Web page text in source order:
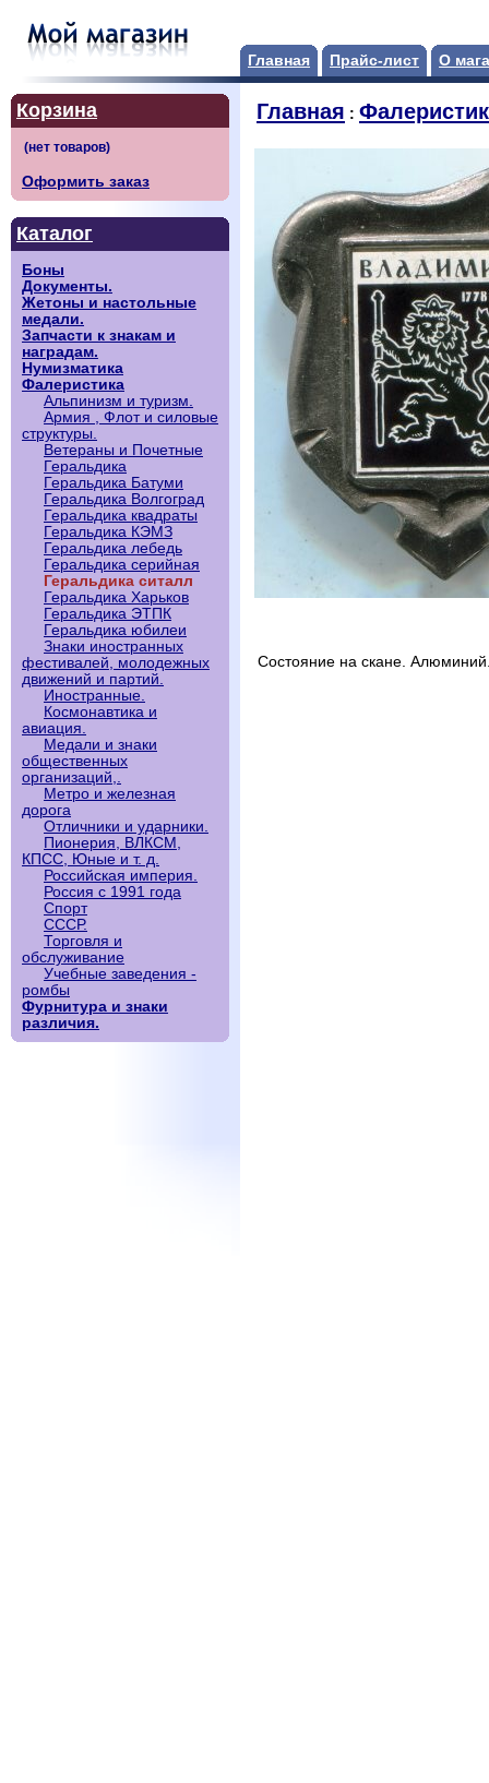
Главная Прайс-лист О
Корзина
Оформить заказ
Каталог
Боны
Документы.
Жетоны и настольные
медали.
Запчасти к знакам и
наградам.
Нумизматика
Фалеристика
Альпинизм и туризм.
Армия , Флот и силовые
структуры.
Ветераны и Почетные
Геральдика
Геральдика Батуми
Геральдика Волгоград
Геральдика квадраты
Геральдика КЭМЗ
Геральдика лебедь
Геральдика серийная
Геральдика ситалл
Геральдика Харьков
Геральдика ЭТПК
Геральдика юбилеи
Знаки иностранных
фестивалей, молодежных
движений и партий.
Иностранные.
Космонавтика и
авиация.
Медали и знаки
общественных
организаций,.
Метро и железная
дорога
Отличники и ударники.
Пионерия, ВЛКСМ,
КПСС, Юные и т. д.
Российская империя.
Россия с 1991 года
Спорт
СССР.
Торговля и
обслуживание
Учебные заведения -
ромбы
Фурнитура и знаки
различия.
Главная :
Состояние на скане.